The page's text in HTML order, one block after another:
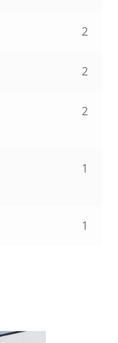
2
2
2
1
1